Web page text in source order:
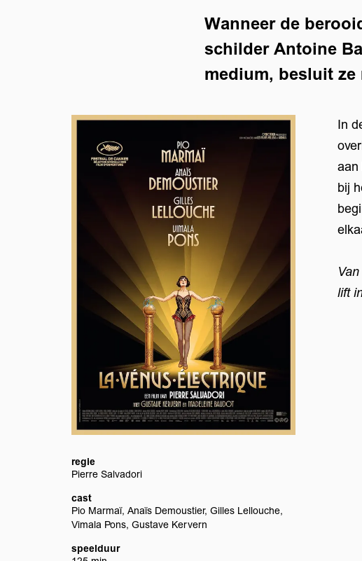
Wanneer de
schilder Antoine
medium, besluit ze
In
aan
bij
lift
regie
Pierre Salvadori
cast
Pio Marmaï, Anaïs Demoustier, Gilles Lellouche,
Vimala Pons, Gustave Kervern
speelduur